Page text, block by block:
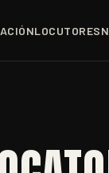
LOCUTORES